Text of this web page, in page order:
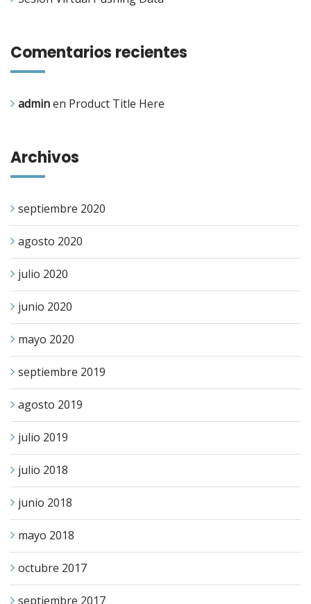
Comentarios recientes
adminen Product Title Here
Archivos
septiembre 2020
agosto 2020
julio 2020
junio 2020
mayo 2020
septiembre 2019
agosto 2019
julio 2019
julio 2018
junio 2018
mayo 2018
octubre 2017
septiembre 2017